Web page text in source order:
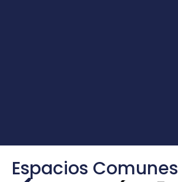
Espacios Comunes